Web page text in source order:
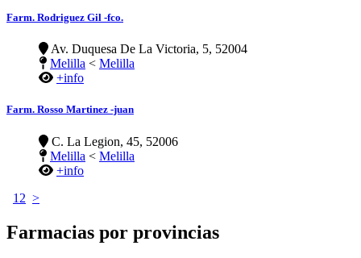
Farm. Rodriguez Gil -fco.
Av. Duquesa De La Victoria, 5, 52004
Melilla < Melilla
+info
Farm. Rosso Martinez -juan
C. La Legion, 45, 52006
Melilla < Melilla
+info
1 2 >
Farmacias por provincias